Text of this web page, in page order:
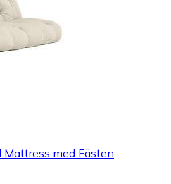
Mattress med Fästen